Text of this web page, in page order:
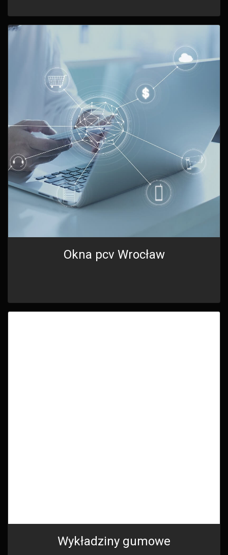
Okna pcv Wrocław
Wykładziny gumowe